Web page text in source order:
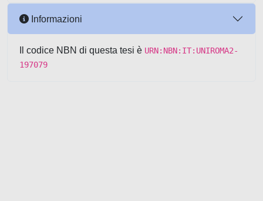
Informazioni
Il codice NBN di questa tesi è URN:NBN:IT:UNIROMA2-
197079